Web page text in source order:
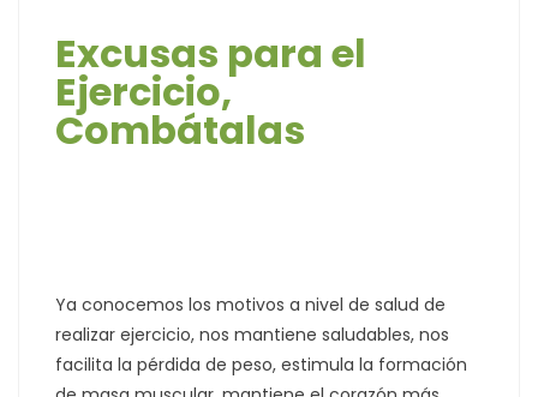
Excusas para el
Ejercicio,
Combátalas
Ya conocemos los motivos a nivel de salud de
realizar ejercicio, nos mantiene saludables, nos
facilita la pérdida de peso, estimula la formación